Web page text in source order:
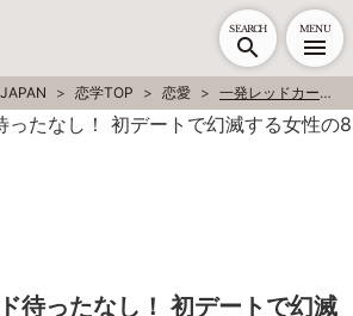
SEARCH MENU
恋学TOP 恋愛 一発レッドカード待ったなし！ 初デートで幻滅する女性の8つの行動
待ったなし！ 初デートで幻滅